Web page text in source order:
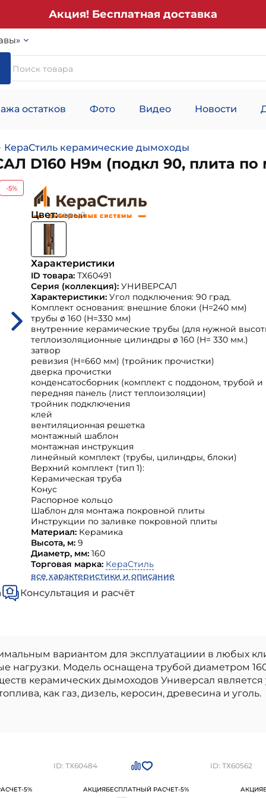
Акция! Бесплатная доставка
остатков Фото Видео Новости
КераСтиль керамические дымоходы
D160 H9м (подкл 90, плита по
-5%
Цвет:серый
Характеристики
ID товара: ТХ60491
Серия (коллекция): УНИВЕРСАЛ
Характеристики: Угол подключения: 90 град.
Комплект основания: внешние блоки (H=240 мм)
трубы ø 160 (H=330 мм)
внутренние керамические трубы (для нужной
теплоизоляционные цилиндры ø 160 (H= 330 мм.)
затвор
ревизия (H=660 мм) (тройник прочистки)
дверка прочистки
конденсатосборник (комплект с поддоном, трубой и
передняя панель (лист теплоизоляции)
тройник подключения
клей
вентиляционная решетка
монтажный шаблон
монтажная инструкция
линейный комплект (трубы, цилиндры, блоки)
Верхний комплект (тип 1):
Керамическая труба
Конус
Распорное кольцо
Шаблон для монтажа покровной плиты
Инструкции по заливке покровной плиты
Материал: Керамика
Высота, м: 9
Диаметр, мм: 160
Торговая марка: КераСтиль
все характеристики и описание
Консультация и расчёт
вариантом для эксплуатациии в любых
нагрузки. Модель оснащена трубой диаметром
керамических дымоходов Универсал является
как газ, дизель, керосин, древесина и уголь.
месту) КераСтиль
можно приобрести вСанкт-
-5%
ID: ТХ60484
АКЦИЯБЕСПЛАТНЫЙ РАСЧЕТ-5%
ID: ТХ60562
АКЦИЯ